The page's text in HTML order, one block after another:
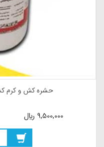
سم حشره کش فوزالون شیماگرو 1 لیتری بهترین جایگزین برای دیازینون
31,000,000 ريال